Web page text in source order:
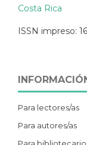
Costa Rica
ISSN impreso:
Para lectores/as
Para autores/as
Para